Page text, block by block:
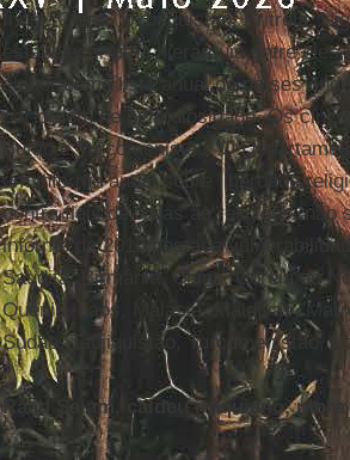
Índia, China, Uzbequistão, Eritreia,
estabelecer uma hierarquia entre
elabora uma lista anual de países
por ordem de periculosidade. Os
Butão e Turcomenistão. O
um informe anual sobre liberdade
contra fieis de todas as religiões,
informe de 2010 destaca
Saudita, Birmânia, China, Coreia do
Quênia, Laos, Malásia, Maldivas,
Sudão, Tadjiquistão, Turcomenistão,
Raad Salam, caldeu iraquiano, mora